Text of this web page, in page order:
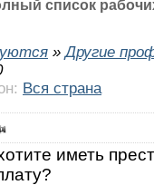
список
»Другие
Вся страна
иметь